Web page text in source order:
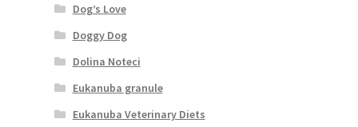
Dog’s Love
Doggy Dog
Dolina Noteci
Eukanuba granule
Eukanuba Veterinary Diets